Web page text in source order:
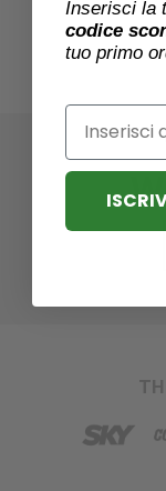
Inserisci la
codice
tuo primo
Email